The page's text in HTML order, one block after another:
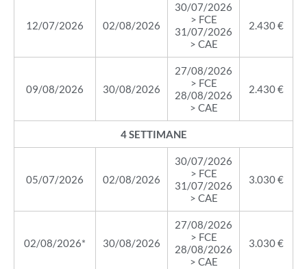
12/07/2026 02/08/2026
30/07/2026
> FCE
31/07/2026
> CAE
2.430 €
09/08/2026 30/08/2026
27/08/2026
> FCE
28/08/2026
> CAE
2.430 €
4 SETTIMANE
05/07/2026 02/08/2026
30/07/2026
> FCE
31/07/2026
> CAE
3.030 €
02/08/2026* 30/08/2026
27/08/2026
> FCE
28/08/2026
> CAE
3.030 €